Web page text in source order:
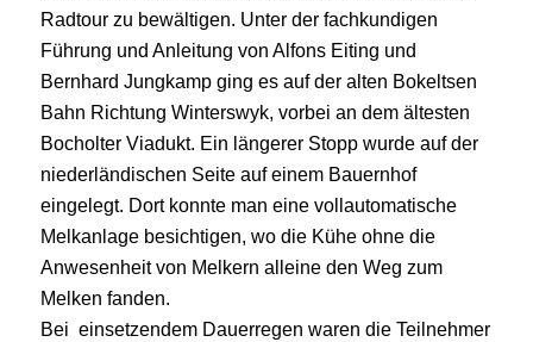
Radtour zu bewältigen. Unter der fachkundigen
Führung und Anleitung von Alfons Eiting und
Bernhard Jungkamp ging es auf der alten Bokeltsen
Bahn Richtung Winterswyk, vorbei an dem ältesten
Bocholter Viadukt. Ein längerer Stopp wurde auf der
niederländischen Seite auf einem Bauernhof
eingelegt. Dort konnte man eine vollautomatische
Melkanlage besichtigen, wo die Kühe ohne die
Anwesenheit von Melkern alleine den Weg zum
Melken fanden.
Bei einsetzendem Dauerregen waren die Teilnehmer